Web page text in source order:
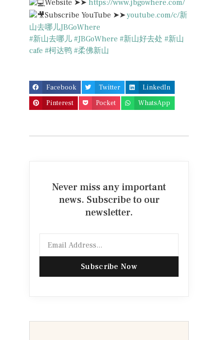
Website ➤➤ https://www.jbgowhere.com/
Subscribe YouTube ➤➤youtube.com/c/新
山去哪儿JBGoWhere
#新山去哪儿 #JBGoWhere #新山好去处 #新山
cafe #柯达鸭 #柔佛新山
Facebook Twitter
LinkedIn
Pinterest
Pocket WhatsApp
Never miss any important
news. Subscribe to our
newsletter.
Subscribe Now